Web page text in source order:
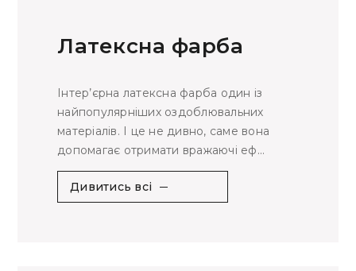
Латексна фарба
Інтер’єрна латексна фарба один із
найпопулярніших оздоблювальних
матеріалів. І це не дивно, саме вона
допомагає отримати вражаючі еф...
Дивитись всі